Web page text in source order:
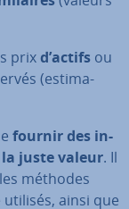
prixd’actifs ou
(es­ti­ma­
fournir des in­
juste valeur. Il
méthodes
utilisés, ainsi que